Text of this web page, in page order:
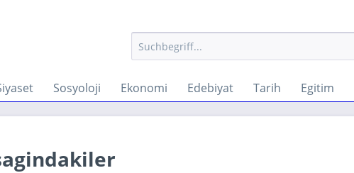
Sosyoloji Ekonomi Edebiyat Tarih Egitim